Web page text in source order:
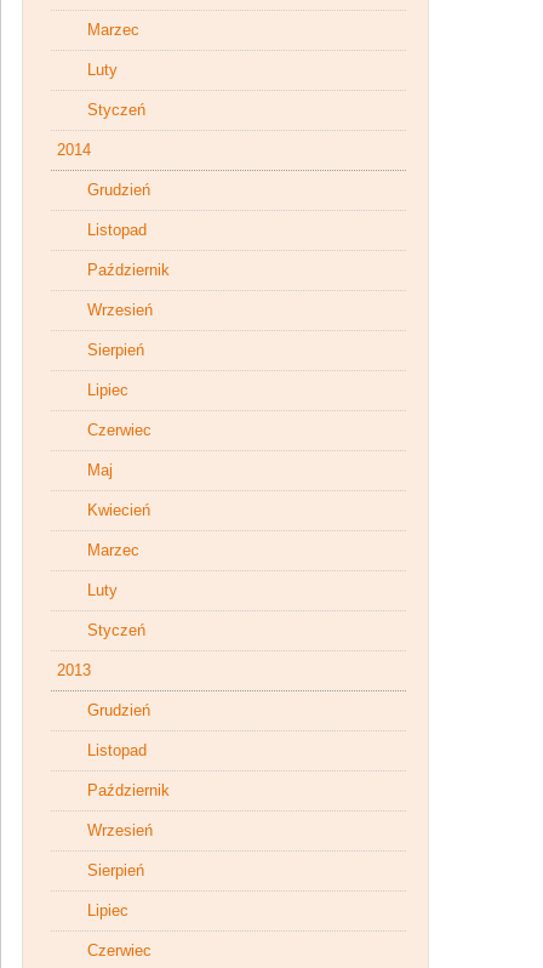
Marzec
Luty
Styczeń
2014
Grudzień
Listopad
Październik
Wrzesień
Sierpień
Lipiec
Czerwiec
Maj
Kwiecień
Marzec
Luty
Styczeń
2013
Grudzień
Listopad
Październik
Wrzesień
Sierpień
Lipiec
Czerwiec